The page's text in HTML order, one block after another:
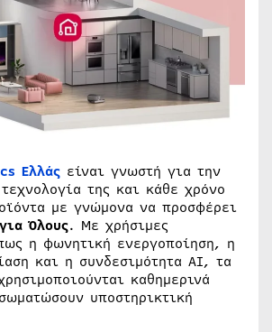
Ελλάς είναι γνωστή για την
της και κάθε χρόνο
με γνώμονα να προσφέρει
Όλους. Με χρήσιμες
η φωνητική ενεργοποίηση, η
και η συνδεσιμότητα AI, τα
καθημερινά
υποστηρικτική